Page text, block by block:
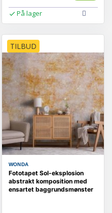
På lager
TILBUD
WONDA
Fototapet Sol-eksplosion
abstrakt komposition med
ensartet baggrundsmønster